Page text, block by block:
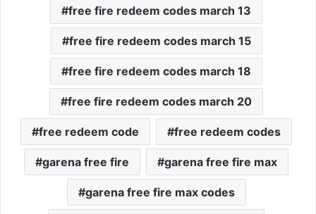
free fire redeem codes march 13
free fire redeem codes march 15
free fire redeem codes march 18
free fire redeem codes march 20
free redeem code free redeem codes
garena free fire garena free fire max
garena free fire max codes